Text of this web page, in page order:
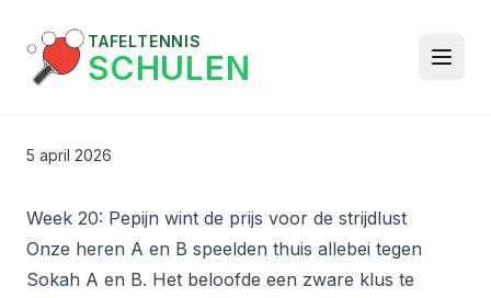
TAFELTENNIS
SCHULEN
5 april 2026
Week 20: Pepijn wint de prijs voor de strijdlust
Onze heren A en B speelden thuis allebei tegen
Sokah A en B. Het beloofde een zware klus te